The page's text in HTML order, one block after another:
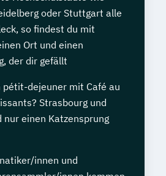
oder Stuttgart alle
so findest du mit
Ort und einen
der dir gefällt
pétit-dejeuner mit Café au
Strasbourg und
nur einen Katzensprung
innen und